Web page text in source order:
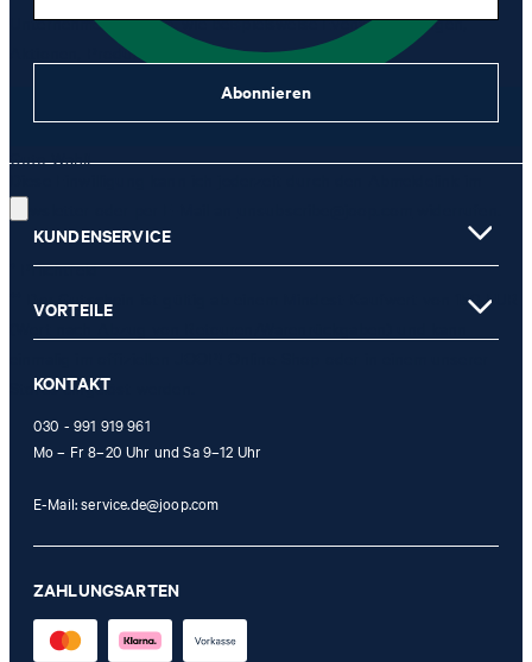
Unternehmensgruppe, wie beispielsweise Event-Einladungen,
Aktionen, Produkt-Promotions zuzusenden.
* Pflichtfeld
** Der Gutschein ist gültig ab einem Mindest-Kaufwert von 150 EUR
Stores eingelöst werden.
Gute Wahl!
Abonnieren
KUNDENSERVICE
VORTEILE
KONTAKT
030 - 991 919 961
Mo – Fr 8–20 Uhr und Sa 9–12 Uhr
E-Mail:service.de@joop.com
ZAHLUNGSARTEN